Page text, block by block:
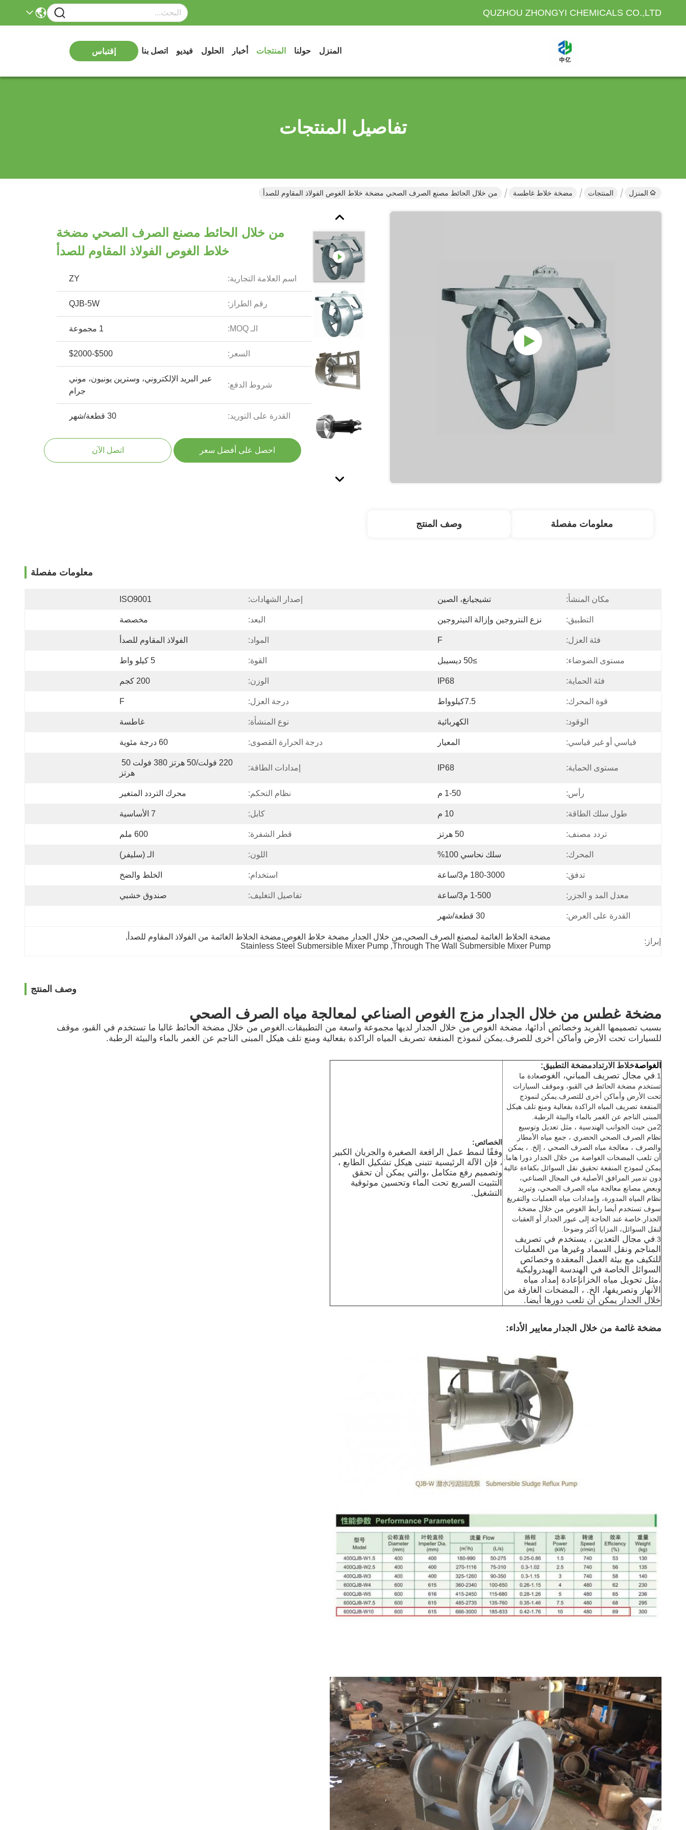
QUZHOU ZHONGYI CHEMICALS CO.,LTD
المنزل حولنا المنتجات أخبار الحلول فيديو اتصل بنا إقتباس
تفاصيل المنتجات
المنزل المنتجات مضخة خلاط غاطسة من خلال الحائط مصنع الصرف الصحي مضخة خلاط الغوص الفولاذ المقاوم للصدأ
من خلال الحائط مصنع الصرف الصحي مضخة
خلاط الغوص الفولاذ المقاوم للصدأ
اسم العلامة التجارية: ZY
رقم الطراز: QJB-5W
الـ MOQ: 1 مجموعة
السعر: $500-$2000
شروط الدفع:
عبر البريد الإلكتروني، وسترين يونيون، موني
جرام
القدرة على التوريد: 30 قطعة/شهر
احصل على أفضل سعر اتصل الآن
معلومات مفصلة وصف المنتج
معلومات مفصلة
مكان المنشأ: تشيجيانغ، الصين إصدار الشهادات: ISO9001
التطبيق: نزع النتروجين وإزالة النيتروجين البعد: مخصصة
فئة العزل: F المواد: الفولاذ المقاوم للصدأ
مستوى الضوضاء: ≥50 ديسيبل القوة: 5 كيلو واط
فئة الحماية: IP68 الوزن: 200 كجم
قوة المحرك: 7.5كيلوواط درجة العزل: F
الوقود: الكهربائية نوع المنشأة: غاطسة
قياسي أو غير قياسي: المعيار درجة الحرارة القصوى: 60 درجة مئوية
مستوى الحماية: IP68 إمدادات الطاقة:
هرتز
رأس: 1-50 م نظام التحكم: محرك التردد المتغير
طول سلك الطاقة: 10 م كابل: 7 الأساسية
تردد مصنف: 50 هرتز قطر الشفرة: 600 ملم
المحرك: سلك نحاسي 100% اللون: الـ (سليفر)
تدفق: 180-3000 م3/ساعة استخدام: الخلط والضخ
معدل المد و الجزر: 1-500 م3/ساعة تفاصيل التغليف: صندوق خشبي
القدرة على العرض: 30 قطعة/شهر
إبراز:
مضخة الخلاط الغائمة لمصنع الصرف الصحي,من خلال الجدار مضخة خلاط الغوص,مضخة الخلاط الغائمة من الفولاذ المقاوم للصدأ ,
Through The Wall Submersible Mixer Pump
,
Stainless Steel Submersible Mixer Pump
وصف المنتج
مضخة غطس من خلال الجدار مزج الغوص الصناعي لمعالجة مياه الصرف الصحي
بسبب تصميمها الفريد وخصائص أدائها، مضخة الغوص من خلال الجدار لديها مجموعة واسعة من التطبيقات.الغوص من خلال مضخة الحائط غالبا ما تستخدم في القبو، موقف
للسيارات تحت الأرض وأماكن أخرى للصرف.يمكن لنموذج المنفعة تصريف المياه الراكدة بفعالية ومنع تلف هيكل المبنى الناجم عن الغمر بالماء والبيئة الرطبة.
الغواصةخلاط الارتدادمضخة التطبيق:
1 في مجال تصريف المباني، الغوصعادة ما
تستخدم مضخة الحائط في القبو، وموقف السيارات
تحت الأرض وأماكن أخرى للتصرف.يمكن لنموذج
المنفعة تصريف المياه الراكدة بفعالية ومنع تلف هيكل
المبنى الناجم عن الغمر بالماء والبيئة الرطبة.
2من حيث الجوانب الهندسية ، مثل تعديل وتوسيع
نظام الصرف الصحي الحضري ، جمع مياه الأمطار
والصرف ، معالجة مياه الصرف الصحي ، إلخ. ، يمكن
أن تلعب المضخات الغواصة من خلال الجدار دورا هاما.
يمكن لنموذج المنفعة تحقيق نقل السوائل بكفاءة عالية
دون تدمير المرافق الأصلية.في المجال الصناعي،
وبعض مصانع معالجة مياه الصرف الصحي، وتبريد
نظام المياه المدورة، وإمدادات مياه العمليات والتفريغ
سوف تستخدم أيضا رابط الغوص من خلال مضخة
الجدار.خاصة عند الحاجة إلى عبور الجدار أو العقبات
لنقل السوائل، المزايا أكثر وضوحا.
3. في مجال التعدين ، يستخدم في تصريف
المناجم ونقل السماد وغيرها من العمليات
للتكيف مع بيئة العمل المعقدة وخصائص
السوائل الخاصة في الهندسة الهيدروليكية
،مثل تحويل مياه الخزانإعادة إمداد مياه
الأنهار وتصريفها، الخ. ، المضخات الغارقة من
خلال الجدار يمكن أن تلعب دورها أيضا.
الخصائص:
وفقًا لنمط عمل الرافعة الصغيرة والجريان الكبير
، فإن الآلة الرئيسية تتبنى هيكل تشكيل الطابع ،
وتصميم رفع متكامل ،والتي يمكن أن تحقق
التثبيت السريع تحت الماء وتحسين موثوقية
التشغيل.
مضخة غائمة من خلال الجدار معايير الأداء: